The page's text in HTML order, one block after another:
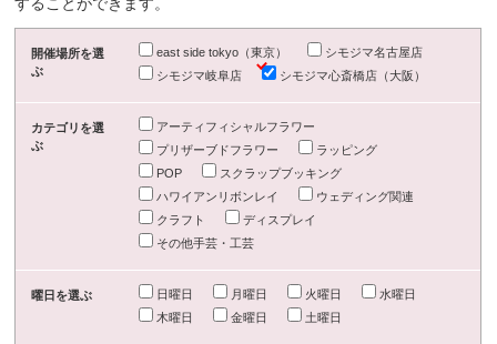
開催場所を選
ぶ
east side tokyo（東京）
シモジマ名古屋店
シモジマ岐阜店
シモジマ心斎橋店（大阪）
カテゴリを選
ぶ
アーティフィシャルフラワー
プリザーブドフラワー
ラッピング
POP
スクラップブッキング
ハワイアンリボンレイ
ウェディング関連
クラフト
ディスプレイ
その他手芸・工芸
曜日を選ぶ 日曜日 月曜日 火曜日
水曜日
木曜日
金曜日 土曜日